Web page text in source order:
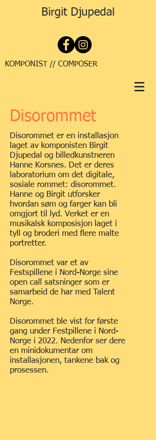
Birgit Djupedal
KOMPONIST // COMPOSER
Disorommet
Disorommet er en installasjon
laget av komponisten Birgit
Djupedal og billedkunstneren
Hanne Korsnes. Det er deres
laboratorium om det digitale,
sosiale rommet: disorommet.
Hanne og Birgit utforsker
hvordan søm og farger kan bli
omgjort til lyd. Verket er en
musikalsk komposisjon laget i
tyll og broderi med flere malte
portretter.
Disorommet var et av
Festspillene i Nord-Norge sine
open call satsninger som er
samarbeid de har med Talent
Norge.
Disorommet ble vist for første
gang under Festpillene i Nord-
Norge i 2022. Nedenfor ser dere
en minidokumentar om
installasjonen, tankene bak og
prosessen.